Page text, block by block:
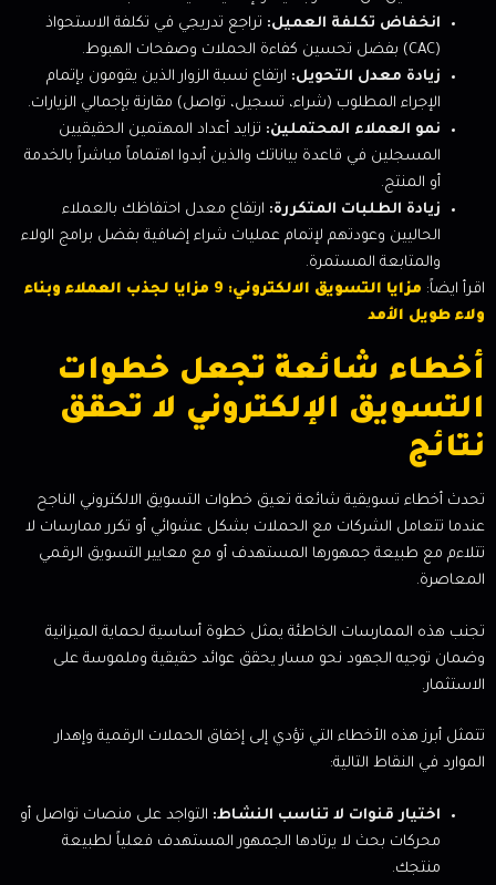
انخفاض تكلفة العميل: تراجع تدريجي في تكلفة الاستحواذ
(CAC) بفضل تحسين كفاءة الحملات وصفحات الهبوط.
زيادة معدل التحويل: ارتفاع نسبة الزوار الذين يقومون بإتمام
الإجراء المطلوب (شراء، تسجيل، تواصل) مقارنة بإجمالي الزيارات.
نمو العملاء المحتملين: تزايد أعداد المهتمين الحقيقيين
المسجلين في قاعدة بياناتك والذين أبدوا اهتماماً مباشراً بالخدمة
أو المنتج.
زيادة الطلبات المتكررة: ارتفاع معدل احتفاظك بالعملاء
الحاليين وعودتهم لإتمام عمليات شراء إضافية بفضل برامج الولاء
والمتابعة المستمرة.
اقرأ ايضاً:
مزايا التسويق الالكتروني: 9 مزايا لجذب العملاء وبناء
ولاء طويل الأمد
أخطاء شائعة تجعل خطوات
التسويق الإلكتروني لا تحقق
نتائج
تحدث أخطاء تسويقية شائعة تعيق خطوات التسويق الالكتروني الناجح
عندما تتعامل الشركات مع الحملات بشكل عشوائي أو تكرر ممارسات لا
تتلاءم مع طبيعة جمهورها المستهدف أو مع معايير التسويق الرقمي
المعاصرة.
تجنب هذه الممارسات الخاطئة يمثل خطوة أساسية لحماية الميزانية
وضمان توجيه الجهود نحو مسار يحقق عوائد حقيقية وملموسة على
الاستثمار.
تتمثل أبرز هذه الأخطاء التي تؤدي إلى إخفاق الحملات الرقمية وإهدار
الموارد في النقاط التالية:
اختيار قنوات لا تناسب النشاط: التواجد على منصات تواصل أو
محركات بحث لا يرتادها الجمهور المستهدف فعلياً لطبيعة
منتجك.